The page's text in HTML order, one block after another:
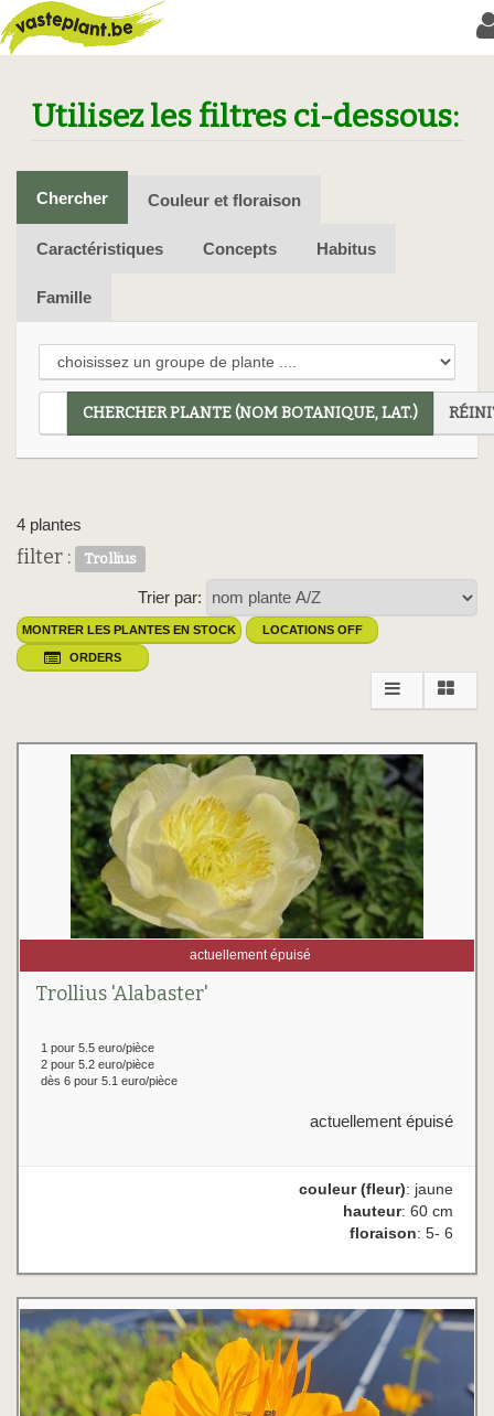
Utilisez les filtres ci-dessous:
Chercher Couleur et floraison
Caractéristiques Concepts Habitus
Famille
CHERCHER PLANTE (NOM BOTANIQUE, LAT.)
4 plantes
filter : Trollius
Trier par:
MONTRER LES PLANTES EN STOCK LOCATIONS OFF
ORDERS
actuellement épuisé
Trollius 'Alabaster'
1 pour 5.5 euro/pièce
2 pour 5.2 euro/pièce
dès 6 pour 5.1 euro/pièce
actuellement épuisé
couleur (fleur): jaune
hauteur: 60 cm
floraison: 5- 6